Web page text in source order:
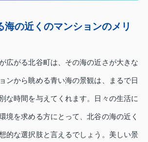
海の近くのマンションのメリ
広がる北谷町は、その海の近さが大きな
ンから眺める青い海の景観は、まるで日
な時間を与えてくれます。日々の生活に
境を求める方にとって、北谷の海の近く
的な選択肢と言えるでしょう。美しい景